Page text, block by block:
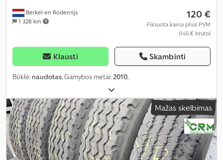
Berkel en Rodenrijs
1 328 km
120 €
Fiksuota kaina plius PVM
(145 € bruto)
Klausti Skambinti
Būklė: naudotas, Gamybos metai:2010,
Mažas skelbimas